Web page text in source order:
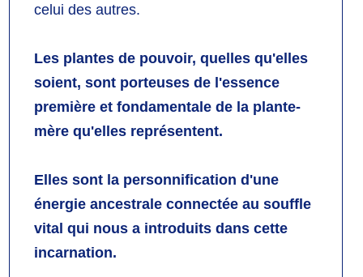
celui des autres.
Les plantes de pouvoir, quelles qu'elles
soient, sont porteuses de l'essence
première et fondamentale de la plante-
mère qu'elles représentent.
Elles sont la personnification d'une
énergie ancestrale connectée au souffle
vital qui nous a introduits dans cette
incarnation.